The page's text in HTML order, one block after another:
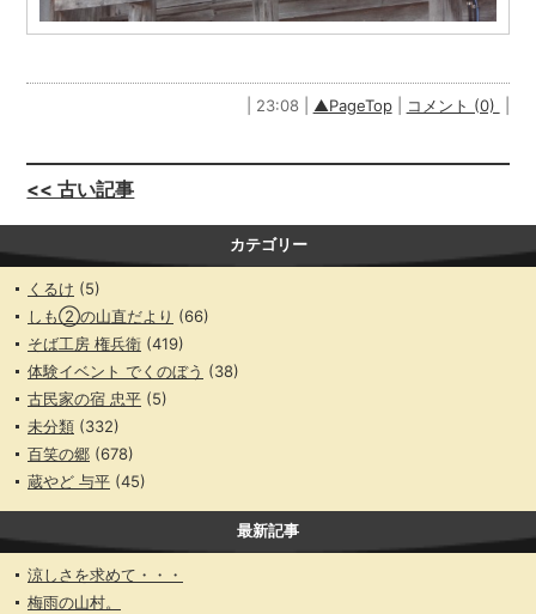
カテゴリー
くるけ (5)
しも②の山直だより (66)
そば工房 権兵衛 (419)
体験イベント でくのぼう (38)
古民家の宿 忠平 (5)
未分類 (332)
百笑の郷 (678)
蔵やど 与平 (45)
最新記事
涼しさを求めて・・・
梅雨の山村。
| 23:08 | ▲PageTop| コメント (0)
<< 古い記事